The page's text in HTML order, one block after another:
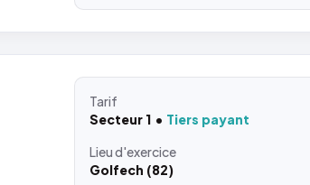
Tarif
Secteur 1
Tiers payant
Lieud'exercice
Golfech (82)